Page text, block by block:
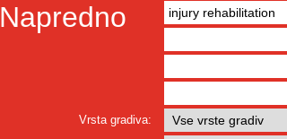
Napredno
Vrsta gradiva: